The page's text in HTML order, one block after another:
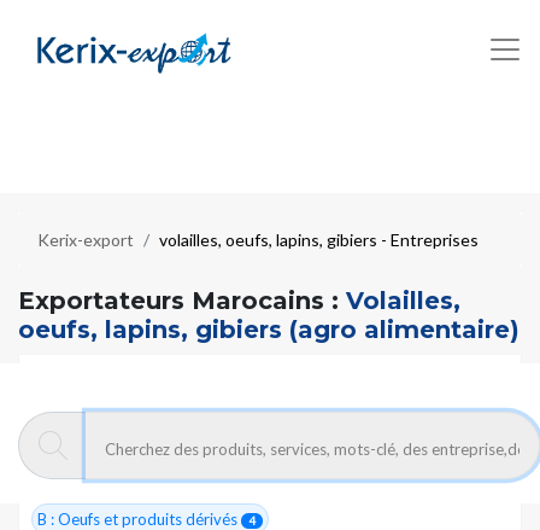
Kerix-export volailles, oeufs, lapins, gibiers - Entreprises
Exportateurs Marocains : Volailles,
oeufs, lapins, gibiers (agro alimentaire)
VOLAILLES, OEUFS, LAPINS, GIBIERS
A : Poulets 2
B : Oeufs et produits dérivés 4